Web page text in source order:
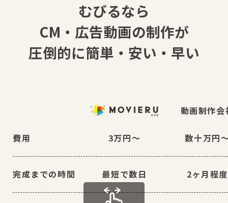
むびるなら
CM・広告動画の制作が
圧倒的に簡単・安い・早い
動画制作会
費用 3万円〜 数十万円
完成までの時間 最短で数日 2ヶ月程度